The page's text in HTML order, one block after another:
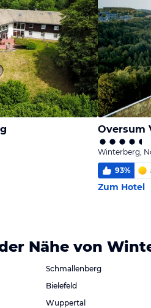
Oversum
Winterberg,
93%
Zum Hotel
Nähe von
Schmallenberg
Bielefeld
Wuppertal